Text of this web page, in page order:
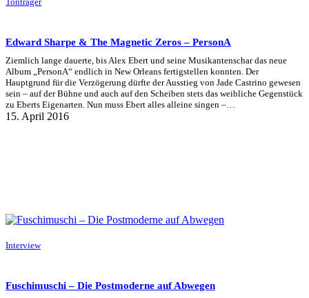
Edward Sharpe & The Magnetic Zeros – PersonA
Ziemlich lange dauerte, bis Alex Ebert und seine Musikantenschar das neue
Album „PersonA“ endlich in New Orleans fertigstellen konnten. Der
Hauptgrund für die Verzögerung dürfte der Ausstieg von Jade Castrino gewesen
sein – auf der Bühne und auch auf den Scheiben stets das weibliche Gegenstück
zu Eberts Eigenarten. Nun muss Ebert alles alleine singen –…
15. April 2016
Interview
Fuschimuschi – Die Postmoderne auf Abwegen